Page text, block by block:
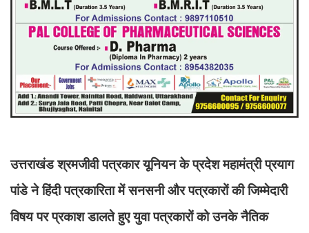
उत्तराखंड श्रमजीवी पत्रकार यूनियन के प्रदेश महामंत्री प्रयाग
पांडे ने हिंदी पत्रकारिता में सनसनी और पत्रकारों की जिम्मेदारी
विषय पर प्रकाश डालते हुए युवा पत्रकारों को उनके नैतिक